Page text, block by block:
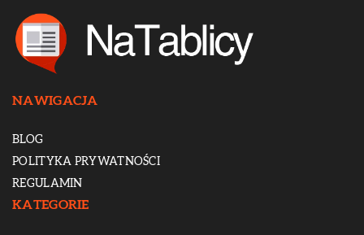
NAWIGACJA
BLOG
POLITYKA PRYWATNOŚCI
REGULAMIN
KATEGORIE